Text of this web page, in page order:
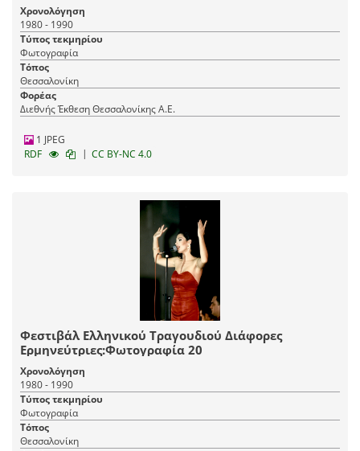
Χρονολόγηση
1980 - 1990
Τύπος τεκμηρίου
Φωτογραφία
Τόπος
Θεσσαλονίκη
Φορέας
Διεθνής Έκθεση Θεσσαλονίκης Α.Ε.
1 JPEG
RDF
| CC BY-NC 4.0
Φεστιβάλ Ελληνικού Τραγουδιού Διάφορες
Ερμηνεύτριες:Φωτογραφία 20
Χρονολόγηση
1980 - 1990
Τύπος τεκμηρίου
Φωτογραφία
Τόπος
Θεσσαλονίκη